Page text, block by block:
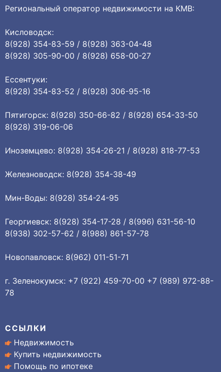
Региональный оператор недвижимости на КМВ:
Кисловодск:
8(928) 354-83-59 / 8(928) 363-04-48
8(928) 305-90-00 / 8(928) 658-00-27
Ессентуки:
8(928) 354-83-52 / 8(928) 306-95-16
Пятигорск: 8(928) 350-66-82 / 8(928) 654-33-50
8(928) 319-06-06
Иноземцево: 8(928) 354-26-21 / 8(928) 818-77-53
Железноводск: 8(928) 354-38-49
Мин-Воды: 8(928) 354-24-95
Георгиевск: 8(928) 354-17-28 / 8(996) 631-56-10
8(938) 302-57-62 / 8(988) 861-57-78
Новопавловск: 8(962) 011-51-71
г. Зеленокумск: +7 (922) 459-70-00 +7 (989) 972-88-
78
ССЫЛКИ
Недвижимость
Купить недвижимость
Помощь по ипотеке